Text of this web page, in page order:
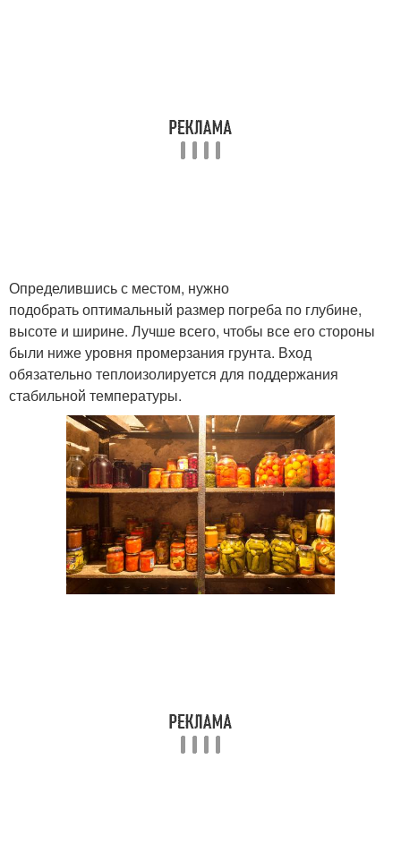
Определившись с местом, нужно
подобрать оптимальный размер погреба по глубине,
высоте и ширине. Лучше всего, чтобы все его стороны
были ниже уровня промерзания грунта. Вход
обязательно теплоизолируется для поддержания
стабильной температуры.